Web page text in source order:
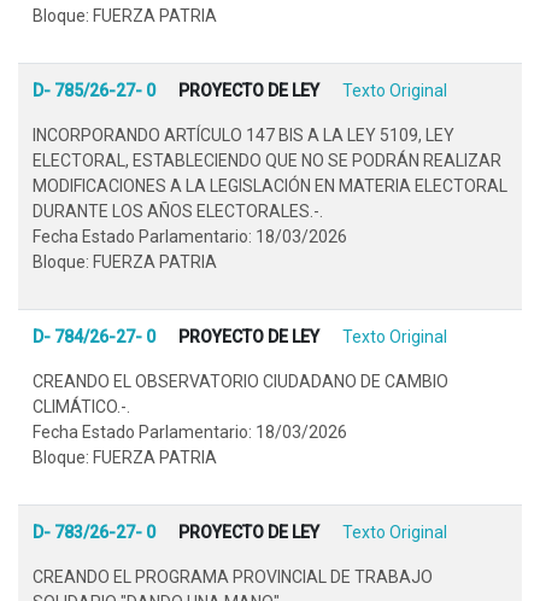
Bloque: FUERZA PATRIA
D- 785/26-27- 0 PROYECTO DE LEY Texto Original
INCORPORANDO ARTÍCULO 147 BIS A LA LEY 5109, LEY
ELECTORAL, ESTABLECIENDO QUE NO SE PODRÁN REALIZAR
MODIFICACIONES A LA LEGISLACIÓN EN MATERIA ELECTORAL
DURANTE LOS AÑOS ELECTORALES.-.
Fecha Estado Parlamentario: 18/03/2026
Bloque: FUERZA PATRIA
D- 784/26-27- 0 PROYECTO DE LEY Texto Original
CREANDO EL OBSERVATORIO CIUDADANO DE CAMBIO
CLIMÁTICO.-.
Fecha Estado Parlamentario: 18/03/2026
Bloque: FUERZA PATRIA
D- 783/26-27- 0 PROYECTO DE LEY Texto Original
CREANDO EL PROGRAMA PROVINCIAL DE TRABAJO